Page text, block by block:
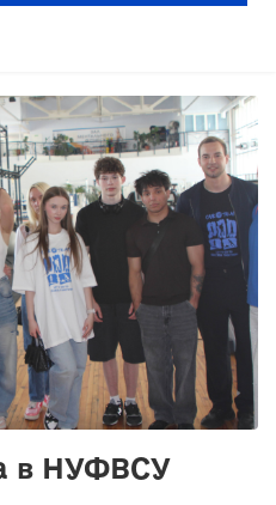
в НУФВСУ